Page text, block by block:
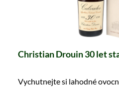
Christian Drouin 30 let
Vychutnejte si lahodné